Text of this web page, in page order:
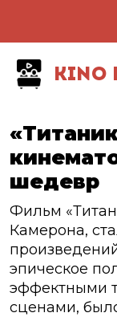
KINO
шедевр
Фильм
Камерона,
эпическое
эффектными
сценами,